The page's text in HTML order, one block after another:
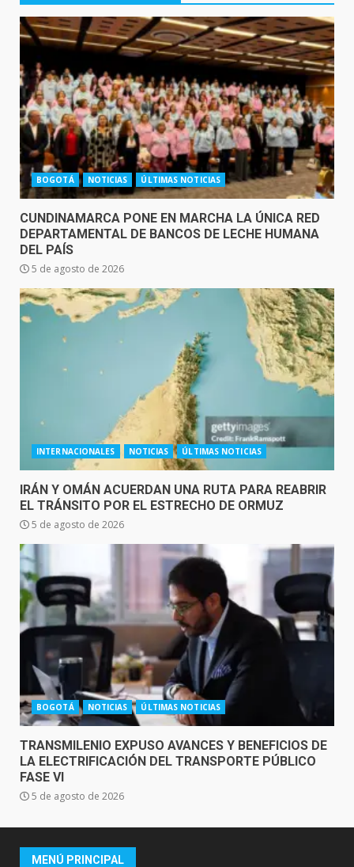
BOGOTÁ NOTICIAS ÚLTIMAS NOTICIAS
CUNDINAMARCA PONE EN MARCHA LA ÚNICA RED
DEPARTAMENTAL DE BANCOS DE LECHE HUMANA
DEL PAÍS
5 de agosto de 2026
INTERNACIONALES NOTICIAS ÚLTIMAS NOTICIAS
IRÁN Y OMÁN ACUERDAN UNA RUTA PARA REABRIR
EL TRÁNSITO POR EL ESTRECHO DE ORMUZ
5 de agosto de 2026
BOGOTÁ NOTICIAS ÚLTIMAS NOTICIAS
TRANSMILENIO EXPUSO AVANCES Y BENEFICIOS DE
LA ELECTRIFICACIÓN DEL TRANSPORTE PÚBLICO
FASE VI
5 de agosto de 2026
MENÚ PRINCIPAL